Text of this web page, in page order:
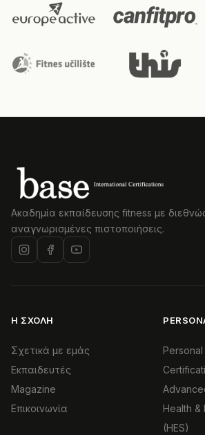
Ακαδημία εκπαίδευσης fitness με
αναγνωρισμένες πιστοποιήσεις.
Η ΣΧΟΛΉ
Σχετικά με εμάς
Εκπαιδευτές
Magazine
Επικοινωνία
Health &
(HES)